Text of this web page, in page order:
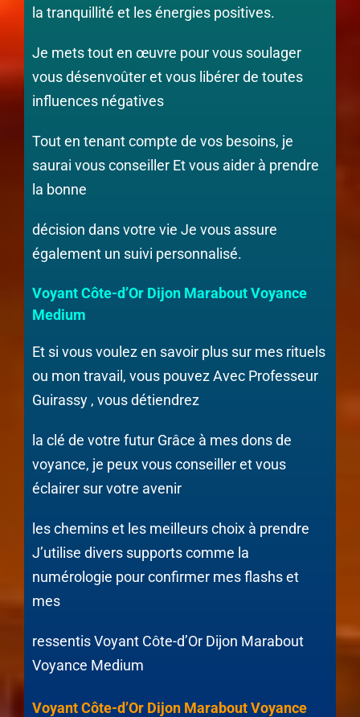
la tranquillité et les énergies positives.
Je mets tout en œuvre pour vous soulager
vous désenvoûter et vous libérer de toutes
influences négatives
Tout en tenant compte de vos besoins, je
saurai vous conseiller Et vous aider à prendre
la bonne
décision dans votre vie Je vous assure
également un suivi personnalisé.
Voyant Côte-d’Or Dijon Marabout Voyance
Medium
Et si vous voulez en savoir plus sur mes rituels
ou mon travail, vous pouvez Avec Professeur
Guirassy , vous détiendrez
la clé de votre futur Grâce à mes dons de
voyance, je peux vous conseiller et vous
éclairer sur votre avenir
les chemins et les meilleurs choix à prendre
J’utilise divers supports comme la
numérologie pour confirmer mes flashs et
mes
ressentis Voyant Côte-d’Or Dijon Marabout
Voyance Medium
Voyant Côte-d’Or Dijon Marabout Voyance